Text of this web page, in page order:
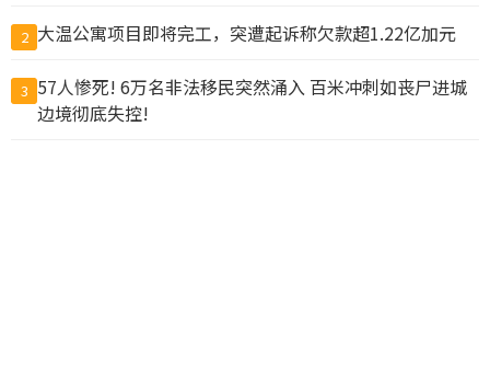
2 大温公寓项目即将完工，突遭起诉称欠款超1.22亿加元
3 57人惨死! 6万名非法移民突然涌入 百米冲刺如丧尸进城
边境彻底失控!